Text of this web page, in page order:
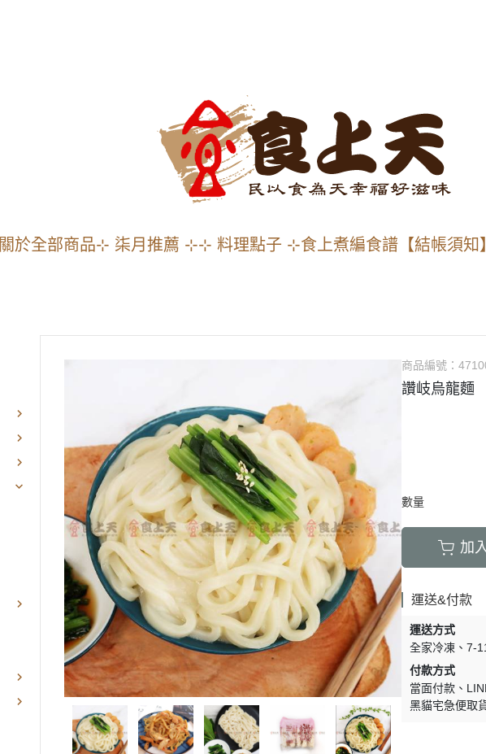
關於全部商品⊹ 柒月推薦 ⊹⊹ 料理點子 ⊹食上煮編食譜 【結帳須知】
商品編號：
讚岐烏龍麵
數量
加
運送&付款
運送方式
全家冷凍
7-
付款方式
當面付款
黑貓宅急便取